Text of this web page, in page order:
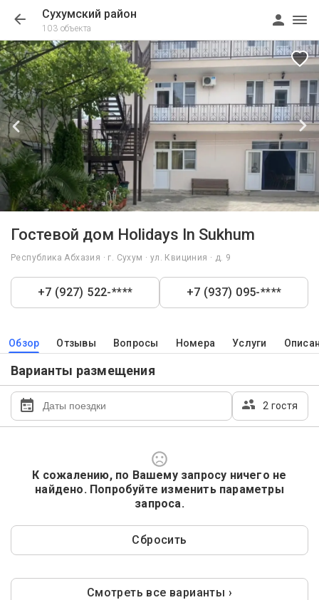
Сухумский район
103 объекта
Гостевой дом Holidays In Sukhum
Республика Абхазия · г. Сухум · ул. Квициния · д. 9
+7 (927) 522-**** +7 (937) 095-****
Обзор Отзывы Вопросы Номера Услуги
Варианты размещения
2 гостя
К сожалению, по Вашему запросу ничего не
найдено. Попробуйте изменить параметры
запроса.
Сбросить
Смотреть все варианты ›